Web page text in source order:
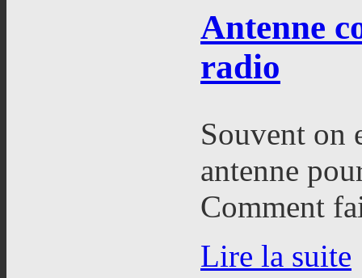
Antenne
radio
Souvent on
antenne
Comment
Lire la suite